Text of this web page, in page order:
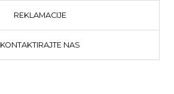
REKLAMACIJE
KONTAKTIRAJTE NAS